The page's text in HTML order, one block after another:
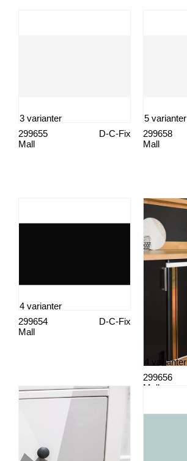
Mall
D-C-Fix
299655
3 varianter
Mall
299658
5 varianter
Mall
D-C-Fix
299654
4 varianter
Mall
299656
4 varianter